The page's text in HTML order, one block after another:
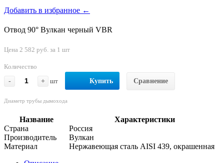
Добавить в избранное ←
Отвод 90° Вулкан черный VBR
Цена 2 582 руб. за 1 шт
Количество
-
+ шт Купить Сравнение
Диаметр трубы дымохода
Название
Характеристики
Страна
Россия
Производитель
Вулкан
Материал
Нержавеющая сталь AISI 439, окрашенная